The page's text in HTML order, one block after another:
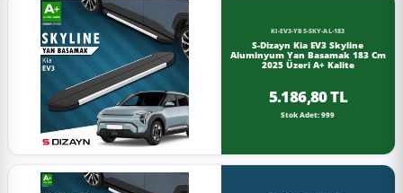
KI-EV3-YBS-SKY-AL-183
S-Dizayn Kia EV3 Skyline
Aluminyum Yan Basamak 183 Cm
2025 Üzeri A+ Kalite
5.186,80 TL
Stok Adet: 999